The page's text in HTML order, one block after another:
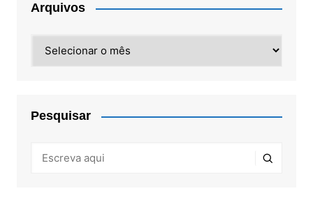
Arquivos
Pesquisar